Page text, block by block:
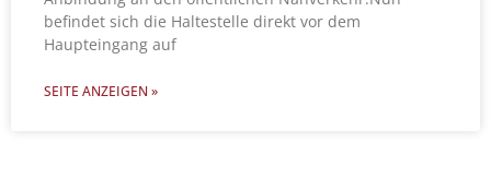
befindet sich die Haltestelle direkt vor dem
Haupteingang auf
SEITE ANZEIGEN »